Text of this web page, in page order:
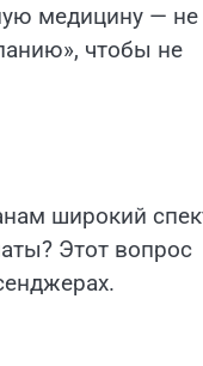
медицину — не
чтобы не
широкий
Этот вопрос